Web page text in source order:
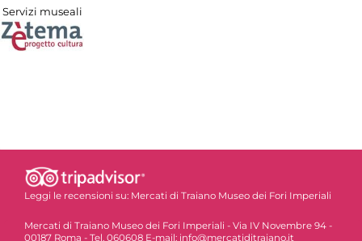
Servizi museali
Leggi le recensioni su: Mercati di Traiano Museo dei Fori Imperiali
Mercati di Traiano Museo dei Fori Imperiali - Via IV Novembre 94 -
00187 Roma - Tel. 060608 E-mail: info@mercatiditraiano.it